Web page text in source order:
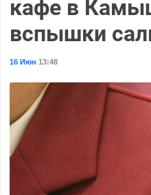
кафе в
вспышки
16 Июн 13:48